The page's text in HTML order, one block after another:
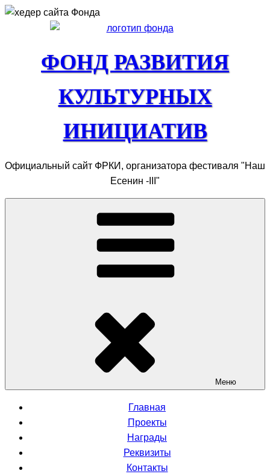
Перейти
ФОНД РАЗВИТИЯ
КУЛЬТУРНЫХ
ИНИЦИАТИВ
Официальный сайт ФРКИ, организатора фестиваля "Наш
Есенин -III"
Меню
Главная
Проекты
Награды
Реквизиты
Контакты